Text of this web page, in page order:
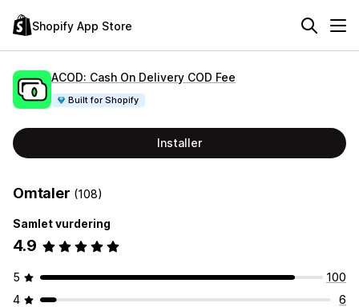
Shopify App Store
ACOD: Cash On Delivery COD Fee
Built for Shopify
Installer
Omtaler (108)
Samlet vurdering
4.9
5
100
4
6